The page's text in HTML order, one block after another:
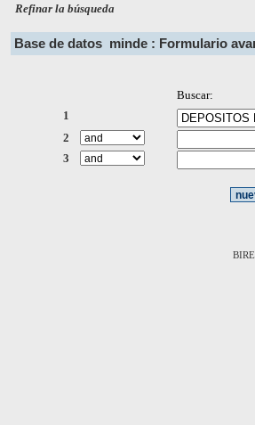
Refinar la búsqueda
Base de datos minde : Formulario
Buscar:
1
2
3